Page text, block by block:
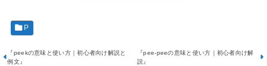
P
『peekの意味と使い方｜初心者向け解説と
例文』
『pee-peeの意味と使い方｜初心者向け解
説』